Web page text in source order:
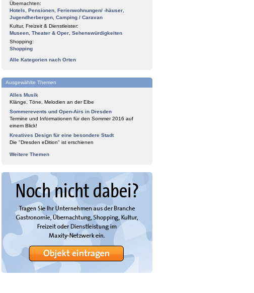
Übernachten:
Hotels
Pensionen Ferienwohnungen/ -häuser
Jugendherbergen Camping / Caravan
Kultur, Freizeit & Dienstleister:
Museen Theater & Oper Sehenswürdigkeiten
Shopping:
Shopping
Alle Kategorien nach Orten
Ausgewählte Themen
Alles Musik
Klänge, Töne, Melodien an der Elbe
Sommerevents und Open-Airs in Dresden
Termine und Informationen für den Sommer 2016 auf
einem Blick!
Kreatives Design für eine besondere Stadt
Die "Dresden eDition" ist erschienen
Weitere Themen